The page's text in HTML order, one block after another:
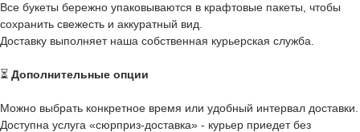
Все букеты бережно упаковываются в крафтовые пакеты, чтобы
сохранить свежесть и аккуратный вид.
Доставку выполняет наша собственная курьерская служба.
⏳ Дополнительные опции
Можно выбрать конкретное время или удобный интервал доставки.
Доступна услуга «сюрприз-доставка» - курьер приедет без